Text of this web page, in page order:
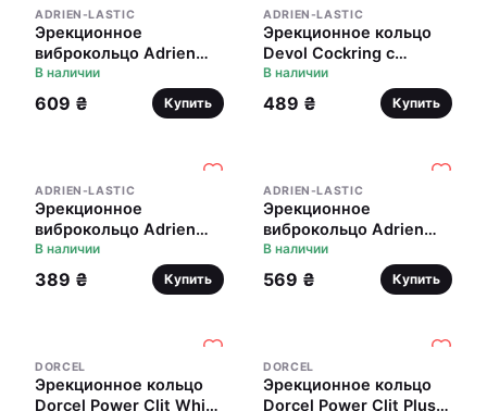
ADRIEN-LASTIC
Эрекционное
виброкольцо Adrien
Lastic Bullet Lastic Ring
с язычком и щеточкой
для стимуляции
В наличии
609 ₴ Купить
ADRIEN-LASTIC
Эрекционное кольцо
Devol Cockring с
вибрацией
В наличии
489 ₴ Купить
ADRIEN-LASTIC
Эрекционное
виброкольцо Adrien
Lastic Lingus Black с
язычком и щеточкой
для стимуляции
В наличии
389 ₴ Купить
ADRIEN-LASTIC
Эрекционное
виброкольцо Adrien
Lastic Lingus MAX
Violet с язычком для
стимуляции клитора
В наличии
569 ₴ Купить
DORCEL
Эрекционное кольцо
Dorcel Power Clit White
DORCEL
Эрекционное кольцо
Dorcel Power Clit Plus с